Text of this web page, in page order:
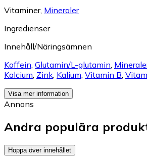
Vitaminer, Mineraler
Ingredienser
Innehåll/Näringsämnen
Koffein, Glutamin/L-glutamin,
Kalcium, Zink, Kalium, Vitamin B,
Visa mer information
Annons
Andra populära
Hoppa över innehållet